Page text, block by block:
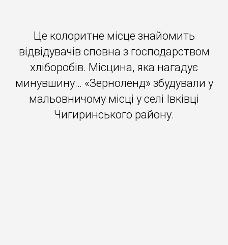
Це колоритне місце знайомить
відвідувачів сповна з господарством
хліборобів. Місцина, яка нагадує
минувшину… «Зерноленд» збудували у
мальовничому місці у селі Івківці
Чигиринського району.